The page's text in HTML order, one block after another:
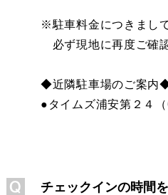
※駐車料金につきまし
必ず現地に再度ご確
◆近隣駐車場のご案内
●タイムズ浦安第２４
チェックインの時間